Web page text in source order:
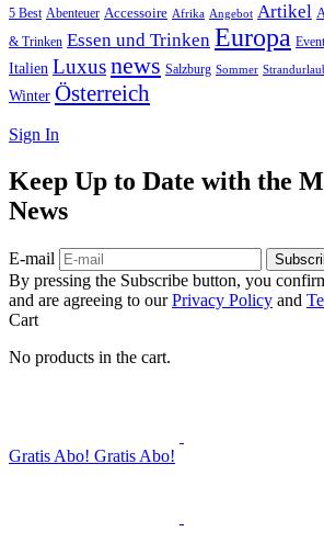
5 Best Abenteuer Accessoire Afrika Angebot Artikel
& Trinken Essen und Trinken Europa Event
Italien Luxusnews Salzburg Sommer
Winter Österreich
Sign In
Keep Up to Date with the
News
E-mail
By pressing the Subscribe button, you
and are agreeing to ourPrivacy Policy and
Cart
No products in the cart.
Gratis Abo! Gratis Abo!